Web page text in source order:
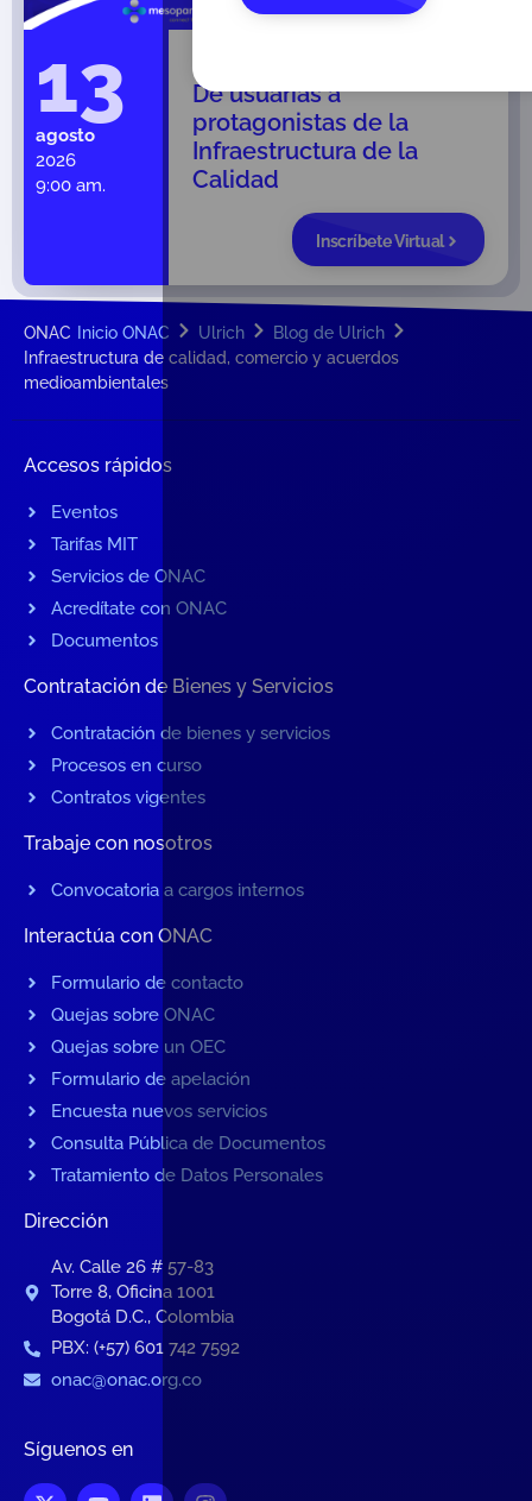
13
agosto
2026
9:00 am.
MYPIMES con voz propia |
De usuarias a
protagonistas de la
Infraestructura de la
Calidad
Inscríbete Virtual
ONAC Inicio ONAC Ulrich
Blog de Ulrich
Infraestructura de calidad, comercio y acuerdos
medioambientales
Accesos rápidos
Eventos
Tarifas MIT
Servicios de ONAC
Acredítate con ONAC
Documentos
Contratación de Bienes y Servicios
Contratación de bienes y servicios
Procesos en curso
Contratos vigentes
Trabaje con nosotros
Convocatoria a cargos internos
Interactúa con ONAC
Formulario de contacto
Quejas sobre ONAC
Quejas sobre un OEC
Formulario de apelación
Encuesta nuevos servicios
Consulta Pública de Documentos
Tratamiento de Datos Personales
Dirección
Av. Calle 26 # 57-83
Torre 8, Oficina 1001
Bogotá D.C., Colombia
PBX: (+57) 601 742 7592
onac@onac.org.co
Síguenos en